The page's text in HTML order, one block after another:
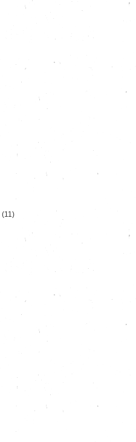
(11)